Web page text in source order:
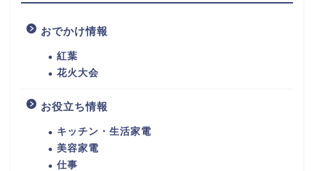
おでかけ情報
紅葉
花火大会
お役立ち情報
キッチン・生活家電
美容家電
仕事